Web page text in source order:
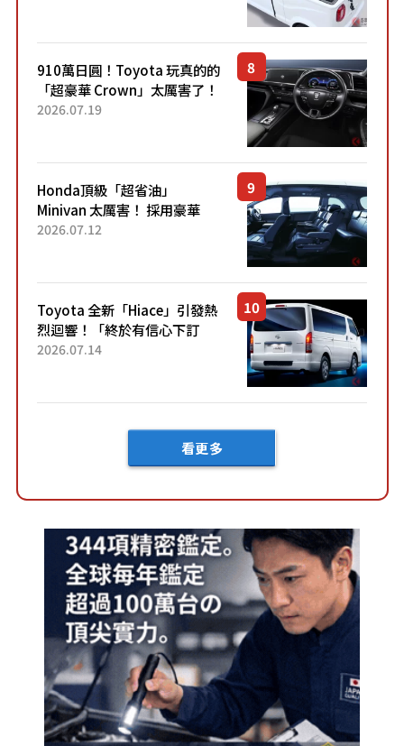
了！...
910萬日圓！Toyota 玩真的的
「超豪華 Crown」太厲害了！
採用由「匠人技藝」打造的
2026.07.19
Honda頂級「超省油」
Minivan 太厲害！ 採用豪華
「真皮座椅」與專屬「黑色內
「三...
2026.07.12
Toyota 全新「Hiace」引發熱
烈迴響！「終於有信心下訂
了！」「哪個等級交車最
車？...
2026.07.14
看更多